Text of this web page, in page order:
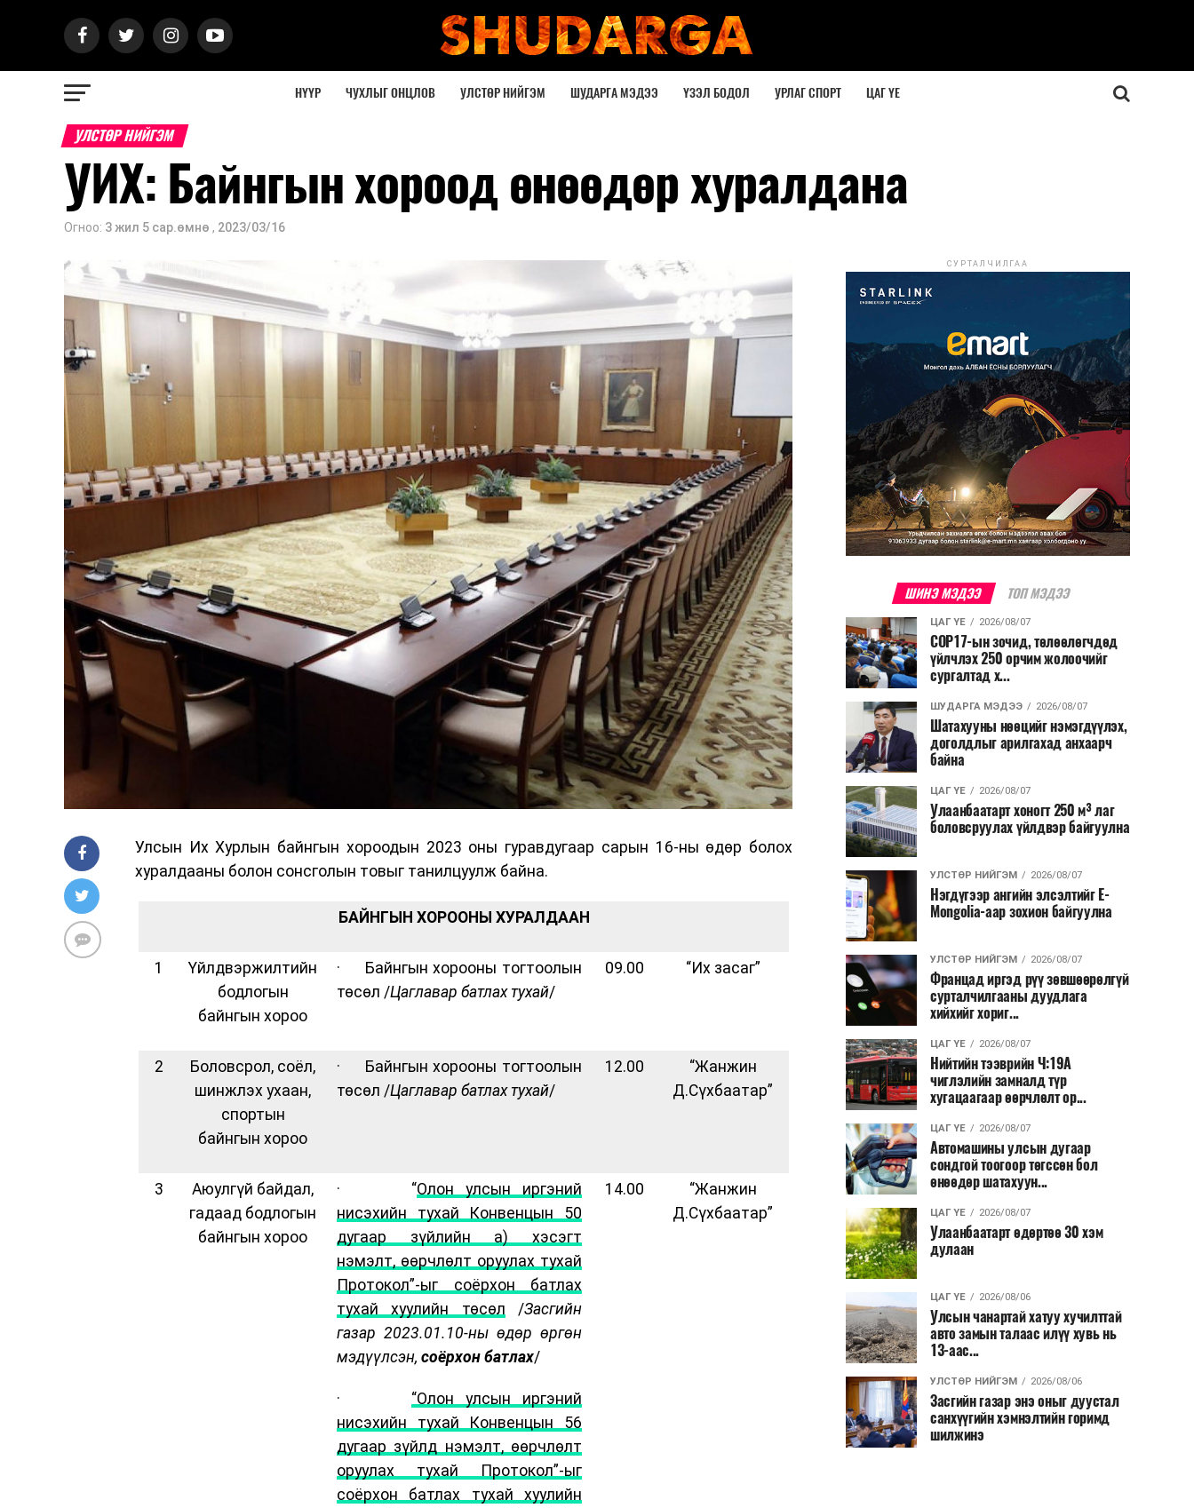
НҮҮР ЧУХЛЫГ ОНЦЛОВ УЛСТӨР НИЙГЭМ ШУДАРГА МЭДЭЭ ҮЗЭЛ БОДОЛ УРЛАГ СПОРТ ЦАГ ҮЕ
УЛСТӨР НИЙГЭМ
УИХ: Байнгын хороод өнөөдөр хуралдана
Огноо: 3 жил 5 сар.өмнө , 2023/03/16
Улсын Их Хурлын байнгын хороодын 2023 оны гуравдугаар сарын 16-ны өдөр болох
хуралдааны болон сонсголын товыг танилцуулж байна.
БАЙНГЫН ХОРООНЫ ХУРАЛДААН
1
Үйлдвэржилтийн
бодлогын
байнгын хороо
· Байнгын хорооны тогтоолын
төсөл /Цаглавар батлах тухай/
09.00 “Их засаг”
2
Боловсрол, соёл,
шинжлэх ухаан,
спортын
байнгын хороо
· Байнгын хорооны тогтоолын
төсөл /Цаглавар батлах тухай/
12.00
“Жанжин
Д.Сүхбаатар”
3
Аюулгүй байдал,
гадаад бодлогын
байнгын хороо
· “Олон улсын иргэний
нисэхийн тухай Конвенцын 50
дугаар зүйлийн а) хэсэгт
нэмэлт, өөрчлөлт оруулах тухай
Протокол”-ыг соёрхон батлах
тухай хуулийн төсөл /Засгийн
газар 2023.01.10-ны өдөр өргөн
мэдүүлсэн, соёрхон батлах/
· “Олон улсын иргэний
нисэхийн тухай Конвенцын 56
дугаар зүйлд нэмэлт, өөрчлөлт
оруулах тухай Протокол”-ыг
соёрхон батлах тухай хуулийн
14.00
“Жанжин
Д.Сүхбаатар”
СУРТАЛЧИЛГАА
ШИНЭ МЭДЭЭ ТОП МЭДЭЭ
ЦАГ ҮЕ 2026/08/07
COP17-ын зочид, төлөөлөгчдөд
үйлчлэх 250 орчим жолоочийг
сургалтад х...
ШУДАРГА МЭДЭЭ 2026/08/07
Шатахууны нөөцийг нэмэгдүүлэх,
доголдлыг арилгахад анхаарч
байна
ЦАГ ҮЕ 2026/08/07
Улаанбаатарт хоногт 250 м³ лаг
боловсруулах үйлдвэр байгуулна
УЛСТӨР НИЙГЭМ 2026/08/07
Нэгдүгээр ангийн элсэлтийг E-
Mongolia-аар зохион байгуулна
УЛСТӨР НИЙГЭМ 2026/08/07
Францад иргэд рүү зөвшөөрөлгүй
сурталчилгааны дуудлага
хийхийг хориг...
ЦАГ ҮЕ 2026/08/07
Нийтийн тээврийн Ч:19А
чиглэлийн замналд түр
хугацаагаар өөрчлөлт ор...
ЦАГ ҮЕ 2026/08/07
Автомашины улсын дугаар
сондгой тоогоор төгссөн бол
өнөөдөр шатахуун...
ЦАГ ҮЕ 2026/08/07
Улаанбаатарт өдөртөө 30 хэм
дулаан
ЦАГ ҮЕ 2026/08/06
Улсын чанартай хатуу хучилттай
авто замын талаас илүү хувь нь
13-аас...
УЛСТӨР НИЙГЭМ 2026/08/06
Засгийн газар энэ оныг дуустал
санхүүгийн хэмнэлтийн горимд
шилжинэ